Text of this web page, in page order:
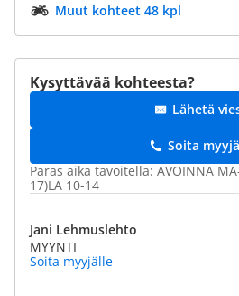
Muut kohteet 48 kpl
Kysyttävää kohteesta?
Lähetä
Soita
Paras aika tavoitella: AVOINNA
17)LA 10-14
Jani Lehmuslehto
MYYNTI
Soita myyjälle